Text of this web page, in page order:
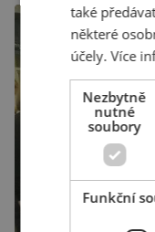
také
některé
účely.Více
Nezbytně
nutné
soubory
Funkční